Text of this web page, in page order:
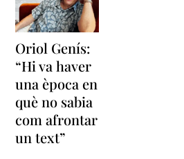
Oriol Genís:
“Hi va haver
una època en
què no sabia
com afrontar
un text”